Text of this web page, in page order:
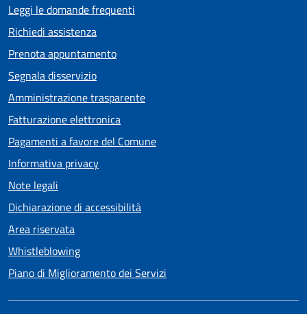
Leggi le domande frequenti
Richiedi assistenza
Prenota appuntamento
Segnala disservizio
Amministrazione trasparente
Fatturazione elettronica
Pagamenti a favore del Comune
Informativa privacy
Note legali
Dichiarazione di accessibilità
Area riservata
Whistleblowing
Piano di Miglioramento dei Servizi